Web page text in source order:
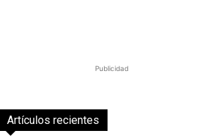
Publicidad
Artículos recientes